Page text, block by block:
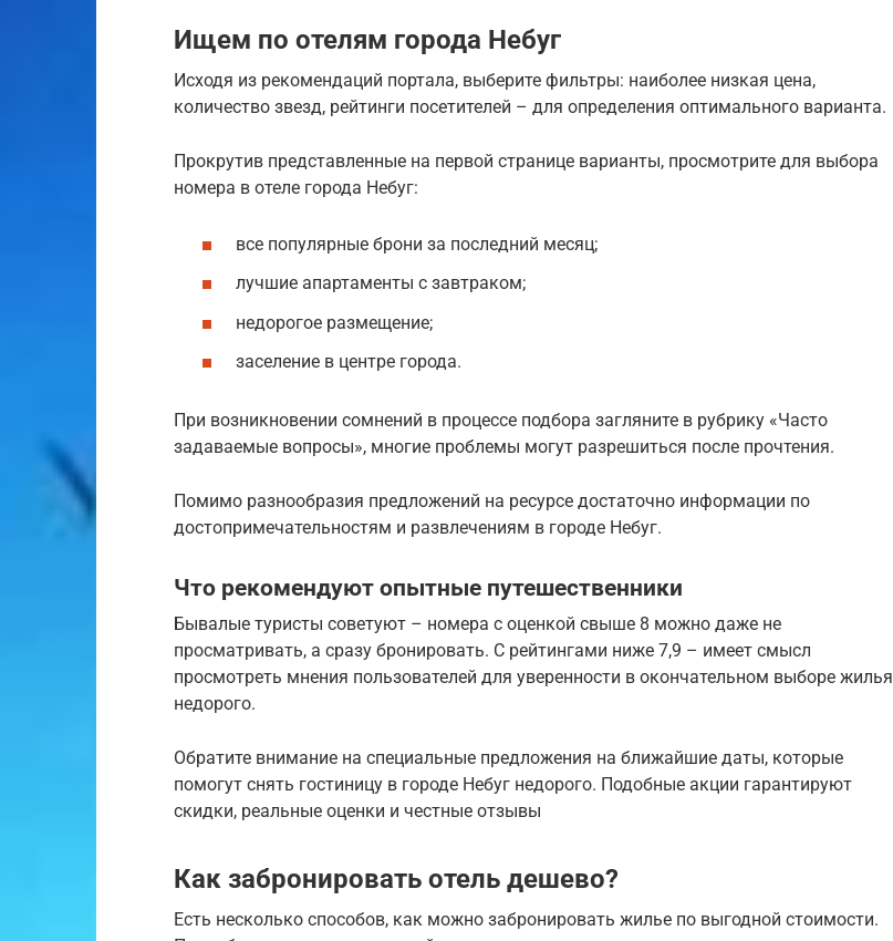
Ищем по отелям города Небуг
Исходя из рекомендаций портала, выберите фильтры: наиболее низкая цена,
количество звезд, рейтинги посетителей – для определения оптимального варианта.
Прокрутив представленные на первой странице варианты, просмотрите для выбора
номера в отеле города Небуг:
все популярные брони за последний месяц;
лучшие апартаменты с завтраком;
недорогое размещение;
заселение в центре города.
При возникновении сомнений в процессе подбора загляните в рубрику «Часто
задаваемые вопросы», многие проблемы могут разрешиться после прочтения.
Помимо разнообразия предложений на ресурсе достаточно информации по
достопримечательностям и развлечениям в городе Небуг.
Что рекомендуют опытные путешественники
Бывалые туристы советуют – номера с оценкой свыше 8 можно даже не
просматривать, а сразу бронировать. С рейтингами ниже 7,9 – имеет смысл
просмотреть мнения пользователей для уверенности в окончательном выборе жилья
недорого.
Обратите внимание на специальные предложения на ближайшие даты, которые
помогут снять гостиницу в городе Небуг недорого. Подобные акции гарантируют
скидки, реальные оценки и честные отзывы
Как забронировать отель дешево?
Есть несколько способов, как можно забронировать жилье по выгодной стоимости.